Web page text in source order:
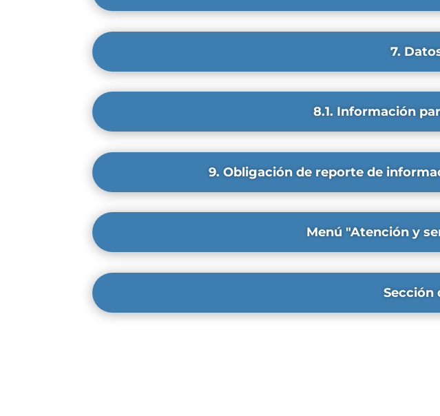
7.
8.1. Información
9. Obligación de reporte de
Menú "Atención y
Sección